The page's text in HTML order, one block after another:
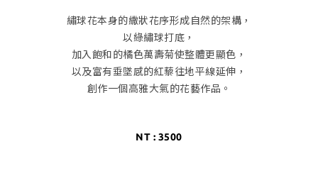
繡球花本身的繖狀花序形成自然的架構，
以綠繡球打底，
加入飽和的橘色萬壽菊使整體更顯色，
以及富有垂墜感的紅藜往地平線延伸，
創作一個高雅大氣的花藝作品。
NT : 3500